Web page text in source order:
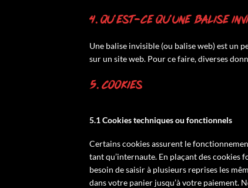
4. Qu’est-ce qu’une balise
Une balise invisible (ou balise web) est un
sur un site web. Pour ce faire, diverses
5. Cookies
5.1 Cookies techniques ou fonctionnels
Certains cookies assurent le
tant qu’internaute. En plaçant des cookies
besoin de saisir à plusieurs reprises les
dans votre panier jusqu’à votre paiement.